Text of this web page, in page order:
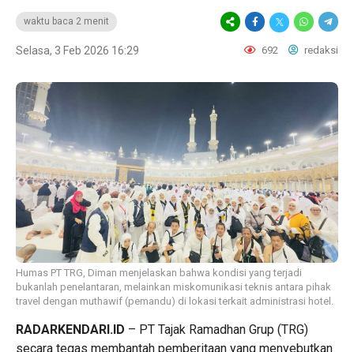
waktu baca 2 menit
Selasa, 3 Feb 2026 16:29 692 redaksi
Humas PT TRG, Diman menjelaskan bahwa kondisi yang terjadi
bukanlah penelantaran, melainkan miskomunikasi teknis antara pihak
travel dengan muthawif (pemandu) di lokasi terkait administrasi hotel.
RADARKENDARI.ID – PT Tajak Ramadhan Grup (TRG)
secara tegas membantah pemberitaan yang menyebutkan